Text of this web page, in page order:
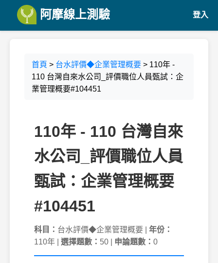
阿摩線上測驗 登入
首頁 > 台水評價◆企業管理概要 > 110年 -
110 台灣自來水公司_評價職位人員甄試：企
業管理概要#104451
110年 - 110 台灣自來
水公司_評價職位人員
甄試：企業管理概要
#104451
科目： 台水評價◆企業管理概要 | 年份：
110年 | 選擇題數： 50 | 申論題數： 0